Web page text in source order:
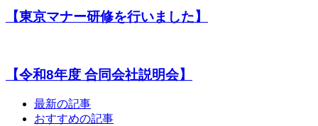
【東京マナー研修を行いました】
【令和8年度 合同会社説明会】
最新の記事
おすすめの記事